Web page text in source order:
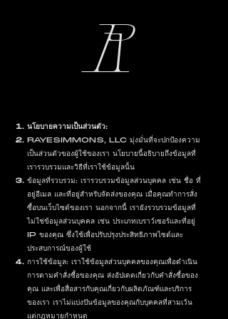
R
นโยบายความเป็นส่วนตัว:
RAYESIMMONS, LLC มุ่งมั่นที่จะปกป้องความ
เป็นส่วนตัวของผู้ใช้ของเรา นโยบายนี้อธิบายถึงข้อมูลที่
เรารวบรวมและวิธีที่เราใช้ข้อมูลนั้น
ข้อมูลที่รวบรวม: เรารวบรวมข้อมูลส่วนบุคคล เช่น ชื่อ ที่
อยู่อีเมล และที่อยู่สำหรับจัดส่งของคุณ เมื่อคุณทำการสั่ง
ซื้อบนเว็บไซต์ของเรา นอกจากนี้ เรายังรวบรวมข้อมูลที่
ไม่ใช่ข้อมูลส่วนบุคคล เช่น ประเภทเบราว์เซอร์และที่อยู่
IP ของคุณ ซึ่งใช้เพื่อปรับปรุงประสิทธิภาพไซต์และ
ประสบการณ์ของผู้ใช้
การใช้ข้อมูล: เราใช้ข้อมูลส่วนบุคคลของคุณเพื่อดำเนิน
การตามคำสั่งซื้อของคุณ ส่งอัปเดตเกี่ยวกับคำสั่งซื้อของ
คุณ และเพื่อสื่อสารกับคุณเกี่ยวกับผลิตภัณฑ์และบริการ
ของเรา เราไม่แบ่งปันข้อมูลของคุณกับบุคคลที่สามเว้น
แต่กฎหมายกำหนด